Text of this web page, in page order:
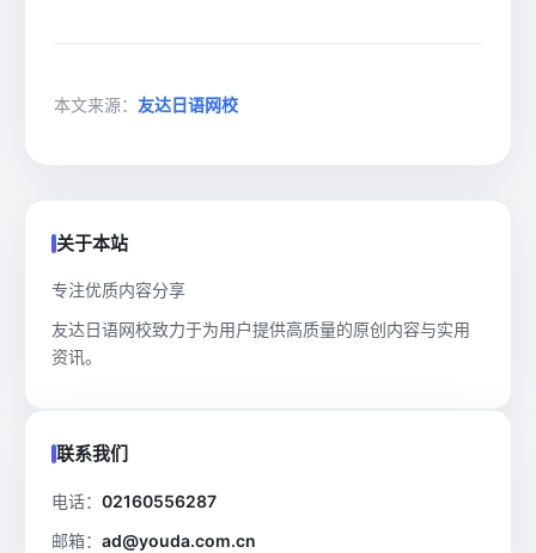
本文来源： 友达日语网校
关于本站
专注优质内容分享
友达日语网校致力于为用户提供高质量的原创内容与实用
资讯。
联系我们
电话： 02160556287
邮箱： ad@youda.com.cn